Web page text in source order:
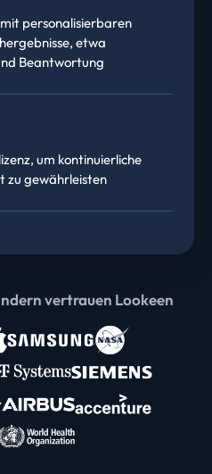
personalisierbaren
etwa
Beantwortung
um kontinuierliche
zu gewährleisten
vertrauen Lookeen